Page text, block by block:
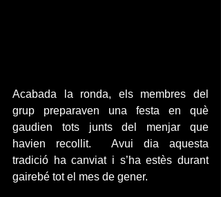
Acabada la ronda, els membres del
grup preparaven una festa en què
gaudien tots junts del menjar que
havien recollit.  Avui dia aquesta
tradició ha canviat i s’ha estès durant
gairebé tot el mes de gener.